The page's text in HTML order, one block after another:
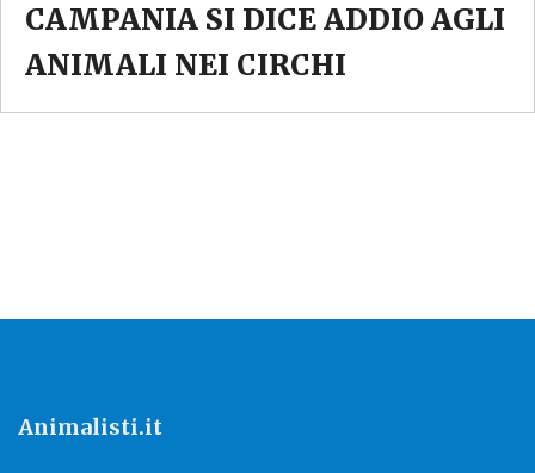
CAMPANIA SI DICE ADDIO AGLI
ANIMALI NEI CIRCHI
Animalisti.it